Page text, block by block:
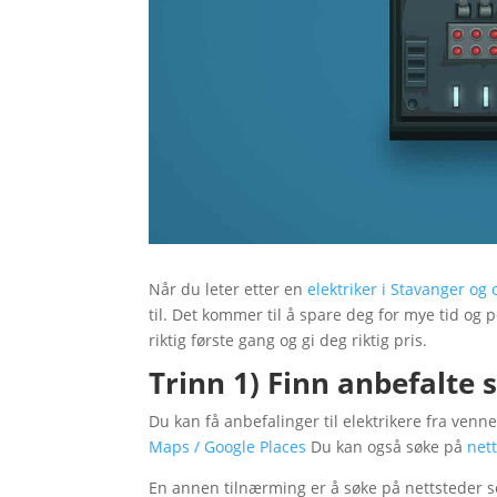
Når du leter etter enelektriker i Stavanger og
til. Det kommer til å spare deg for mye tid og
riktig første gang og gi deg riktig pris.
Trinn 1) Finn anbefalte
Du kan få anbefalinger til elektrikere fra
Maps / Google Places Du kan også søke på
En annen tilnærming er å søke på nettsteder